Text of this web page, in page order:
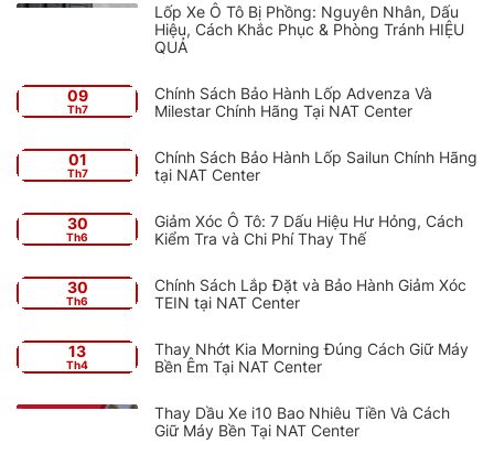
Lốp Xe Ô Tô Bị Phồng: Nguyên Nhân, Dấu
Hiệu, Cách Khắc Phục & Phòng Tránh HIỆU
QUẢ
09
Th7
Chính Sách Bảo Hành Lốp Advenza Và
Milestar Chính Hãng Tại NAT Center
01
Th7
Chính Sách Bảo Hành Lốp Sailun Chính Hãng
tại NAT Center
30
Th6
Giảm Xóc Ô Tô: 7 Dấu Hiệu Hư Hỏng, Cách
Kiểm Tra và Chi Phí Thay Thế
30
Th6
Chính Sách Lắp Đặt và Bảo Hành Giảm Xóc
TEIN tại NAT Center
13
Th4
Thay Nhớt Kia Morning Đúng Cách Giữ Máy
Bền Êm Tại NAT Center
Thay Dầu Xe i10 Bao Nhiêu Tiền Và Cách
Giữ Máy Bền Tại NAT Center